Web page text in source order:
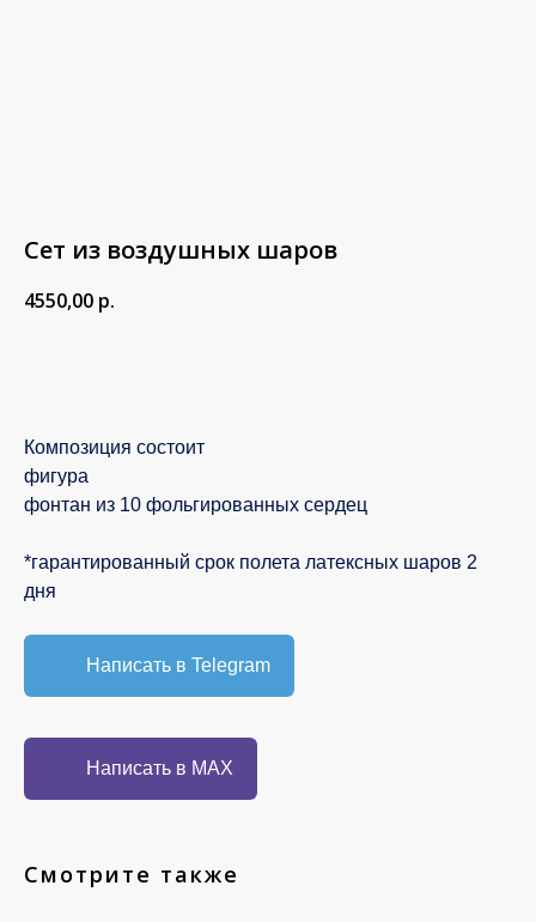
Сет из воздушных шаров
4550,00 р.
Композиция состоит
фигура
фонтан из 10 фольгированных сердец
*гарантированный срок полета латексных шаров 2
дня
Написать в Telegram
Написать в MAX
Смотрите также